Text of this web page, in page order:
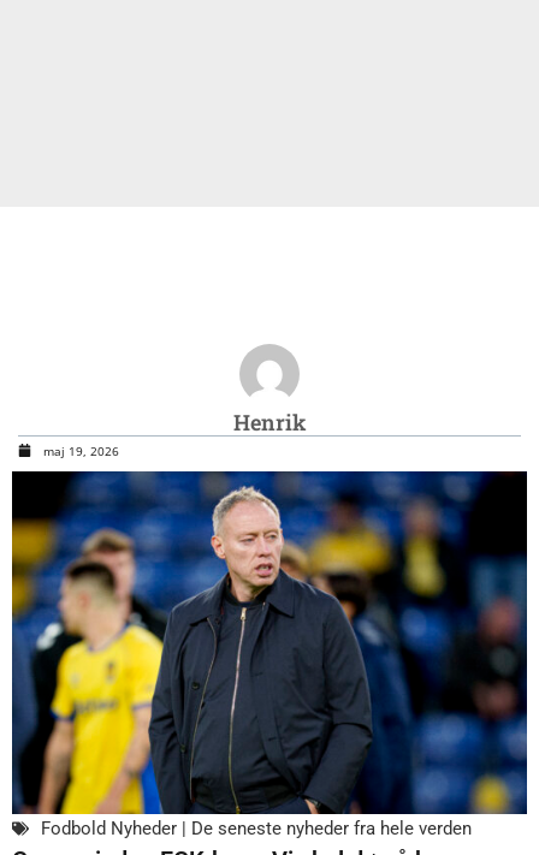
Henrik
maj 19, 2026
Fodbold Nyheder | De seneste nyheder fra hele verden